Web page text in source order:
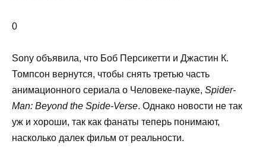
0
Sony объявила, что Боб Персикетти и Джастин К.
Томпсон вернутся, чтобы снять третью часть
анимационного сериала о Человеке-пауке, Spider-
Man: Beyond the Spide-Verse. Однако новости не так
уж и хороши, так как фанаты теперь понимают,
насколько далек фильм от реальности.